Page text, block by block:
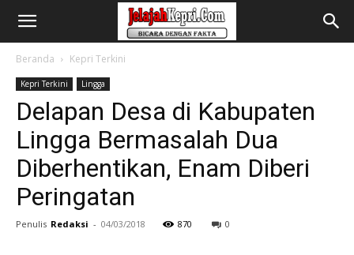
Beranda Kepri Terkini
Kepri Terkini Lingga
Delapan Desa di Kabupaten
Lingga Bermasalah Dua
Diberhentikan, Enam Diberi
Peringatan
Penulis Redaksi - 04/03/2018 870 0